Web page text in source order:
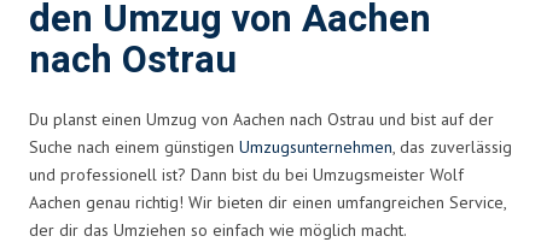
den Umzug von Aachen
nach Ostrau
Du planst einen Umzug von Aachen nach Ostrau und bist auf der
Suche nach einem günstigen Umzugsunternehmen, das zuverlässig
und professionell ist? Dann bist du bei Umzugsmeister Wolf
Aachen genau richtig! Wir bieten dir einen umfangreichen Service,
der dir das Umziehen so einfach wie möglich macht.